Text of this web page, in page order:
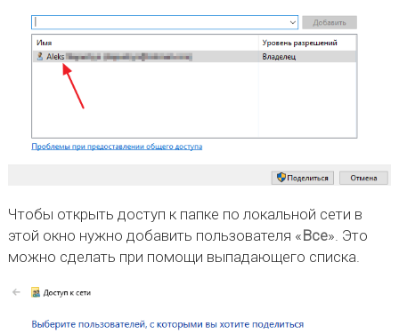
Чтобы открыть доступ к папке по локальной сети в
этой окно нужно добавить пользователя «Все». Это
можно сделать при помощи выпадающего списка.